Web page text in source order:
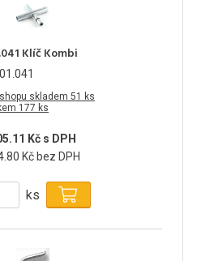
Klíč Kombi
skladem 51 ks
177 ks
Kč s DPH
Kč bez DPH
ks